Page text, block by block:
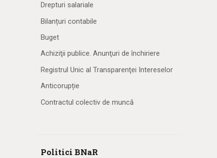
Drepturi salariale
Bilanțuri contabile
Buget
Achiziţii publice. Anunţuri de închiriere
Registrul Unic al Transparenţei Intereselor
Anticorupție
Contractul colectiv de muncă
Politici BNaR